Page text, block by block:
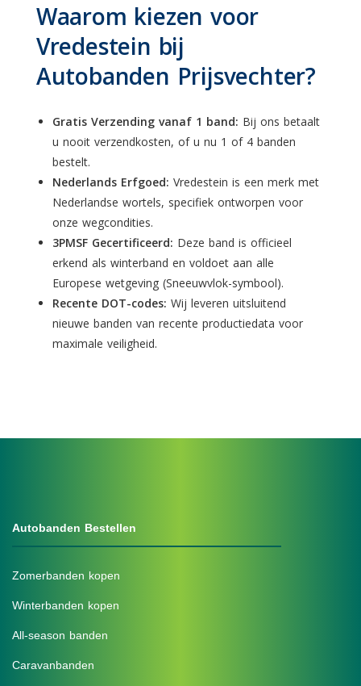
Waarom kiezen voor
Vredestein bij
Autobanden Prijsvechter?
Gratis Verzending vanaf 1 band: Bij ons betaalt
u nooit verzendkosten, of u nu 1 of 4 banden
bestelt.
Nederlands Erfgoed: Vredestein is een merk met
Nederlandse wortels, specifiek ontworpen voor
onze wegcondities.
3PMSF Gecertificeerd: Deze band is officieel
erkend als winterband en voldoet aan alle
Europese wetgeving (Sneeuwvlok-symbool).
Recente DOT-codes: Wij leveren uitsluitend
nieuwe banden van recente productiedata voor
maximale veiligheid.
Autobanden Bestellen
Zomerbanden kopen
Winterbanden kopen
All-season banden
Caravanbanden